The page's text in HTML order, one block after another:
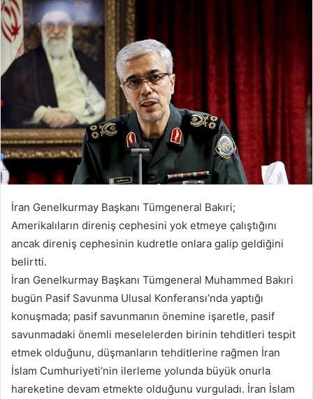
İran Genelkurmay Başkanı Tümgeneral Bakıri;
Amerikalıların direniş cephesini yok etmeye çalıştığını
ancak direniş cephesinin kudretle onlara galip geldiğini
belirtti.
İran Genelkurmay Başkanı Tümgeneral Muhammed Bakıri
bugün Pasif Savunma Ulusal Konferansı’nda yaptığı
konuşmada; pasif savunmanın önemine işaretle, pasif
savunmadaki önemli meselelerden birinin tehditleri tespit
etmek olduğunu, düşmanların tehditlerine rağmen İran
İslam Cumhuriyeti’nin ilerleme yolunda büyük onurla
hareketine devam etmekte olduğunu vurguladı. İran İslam